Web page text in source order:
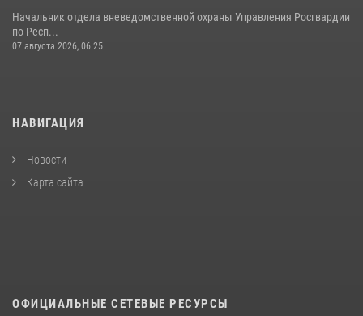
Начальник отдела вневедомственной охраны Управления Росгвардии
по Респ...
07 августа 2026, 06:25
НАВИГАЦИЯ
Новости
Карта сайта
ОФИЦИАЛЬНЫЕ СЕТЕВЫЕ РЕСУРСЫ